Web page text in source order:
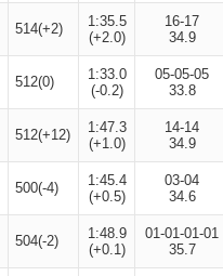
514(+2)
1:35.5
(+2.0)
16-17
34.9
512(0)
1:33.0
(-0.2)
05-05-05
33.8
512(+12)
1:47.3
(+1.0)
14-14
34.9
500(-4)
1:45.4
(+0.5)
03-04
34.6
504(-2)
1:48.9
(+0.1)
01-01-01-01
35.7